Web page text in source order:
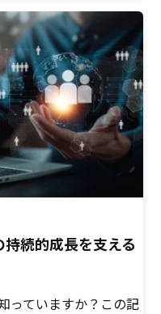
続的成長を支える
っていますか？この記